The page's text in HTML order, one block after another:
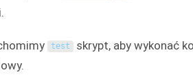
test skrypt, aby wykonać